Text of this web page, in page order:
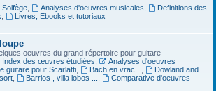
Solfège, Analyses d'oeuvres musicales
Definitions des
Livres, Ebooks et tutoriaux
oeuvres du grand répertoire pour guitare
Index des œuvres étudiées
Analyses d'oeuvres
guitare pour Scarlatti, Bach en vrac...
Dowland and
, Barrios , villa lobos ...
Comparative d'oeuvres